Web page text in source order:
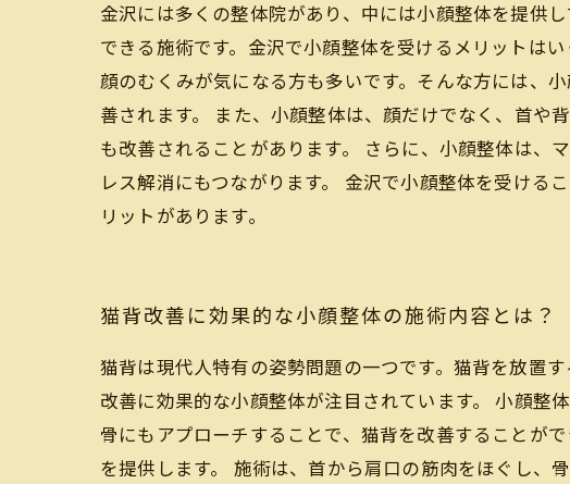
金沢には多くの整体院があり、中には小顔整体を提供
できる施術です。金沢で小顔整体を受けるメリットは
顔のむくみが気になる方も多いです。そんな方には、
善されます。 また、小顔整体は、顔だけでなく、首や
も改善されることがあります。 さらに、小顔整体は、
レス解消にもつながります。 金沢で小顔整体を受ける
リットがあります。
猫背改善に効果的な小顔整体の施術内容とは？
猫背は現代人特有の姿勢問題の一つです。猫背を放置
改善に効果的な小顔整体が注目されています。 小顔整
骨にもアプローチすることで、猫背を改善することが
を提供します。 施術は、首から肩口の筋肉をほぐし、